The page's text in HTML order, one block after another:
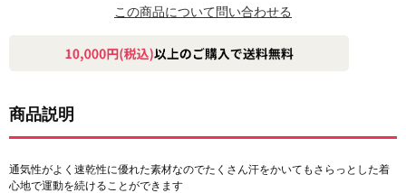
この商品について問い合わせる
商品説明
通気性がよく速乾性に優れた素材なのでたくさん汗をかいてもさらっとした着
心地で運動を続けることができます